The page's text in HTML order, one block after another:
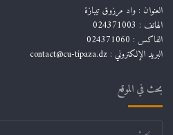
العنوان : واد مرزوق تيبازة
الهاتف : 024371003
الفاكس : 024371060
البريد الإلكتروني : contact@cu-tipaza.dz
بحث في الموقع